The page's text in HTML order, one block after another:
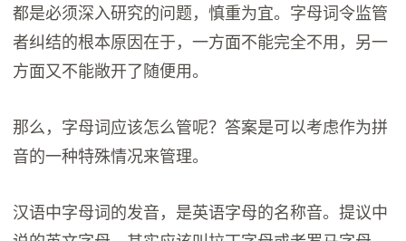
都是必须深入研究的问题，慎重为宜。字母词令监管
者纠结的根本原因在于，一方面不能完全不用，另一
方面又不能敞开了随便用。
那么，字母词应该怎么管呢？答案是可以考虑作为拼
音的一种特殊情况来管理。
汉语中字母词的发音，是英语字母的名称音。提议中